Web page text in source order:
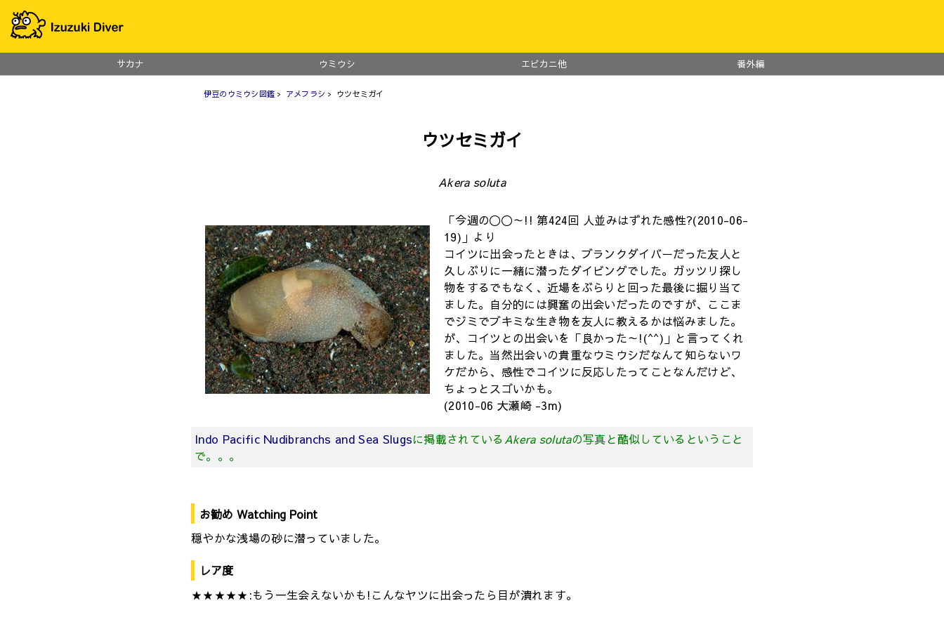
サカナ ウミウシ エビカニ他 番外編
伊豆のウミウシ図鑑 > アメフラシ > ウツセミガイ
ウツセミガイ
Akera soluta
「今週の〇〇～!! 第424回 人並みはずれた感性?(2010-06-
19)」より
コイツに出会ったときは、ブランクダイバーだった友人と
久しぶりに一緒に潜ったダイビングでした。ガッツリ探し
物をするでもなく、近場をぶらりと回った最後に掘り当て
ました。自分的には興奮の出会いだったのですが、ここま
でジミでブキミな生き物を友人に教えるかは悩みました。
が、コイツとの出会いを「良かった～!(^^)」と言ってくれ
ました。当然出会いの貴重なウミウシだなんて知らないワ
ケだから、感性でコイツに反応したってことなんだけど、
ちょっとスゴいかも。
(2010-06 大瀬崎 -3m)
Indo Pacific Nudibranchs and Sea Slugsに掲載されている Akera solutaの写真と酷似しているということ
で。。。
お勧め Watching Point
穏やかな浅場の砂に潜っていました。
レア度
★★★★★:もう一生会えないかも!こんなヤツに出会ったら目が潰れます。